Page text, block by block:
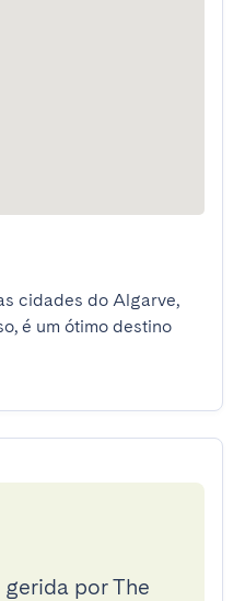
cidades do Algarve,
é um ótimo destino
por The